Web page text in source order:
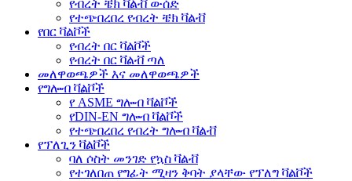
የብረት ቼክ ቫልቭ ውሰድ
የተጭበረበረ የብረት ቼክ ቫልቭ
የበር ቫልቮች
የብረት በር ቫልቮች
የብረት በር ቫልቭ ጣለ
መለዋወጫዎች እና መለዋወጫዎች
የግሎብ ቫልቮች
የ ASME ግሎብ ቫልቮች
የDIN-EN ግሎብ ቫልቮች
የተጭበረበረ የብረት ግሎብ ቫልቭ
የፕለጊን ቫልቮች
ባለ ሶስት መንገድ የኳስ ቫልቭ
የተገለበጠ የግፊት ሚዛን ቅባት ያላቸው የፕለግ ቫልቮች